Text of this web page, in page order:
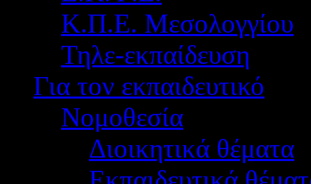
Κ.Π.Ε. Μεσολογγίου
Τηλε-εκπαίδευση
Για τον εκπαιδευτικό
Νομοθεσία
Διοικητικά θέματα